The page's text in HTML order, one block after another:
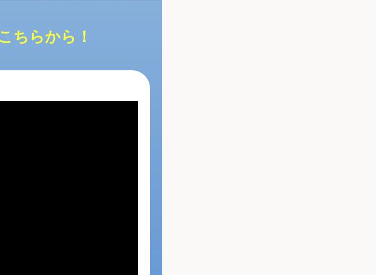
ちらから！